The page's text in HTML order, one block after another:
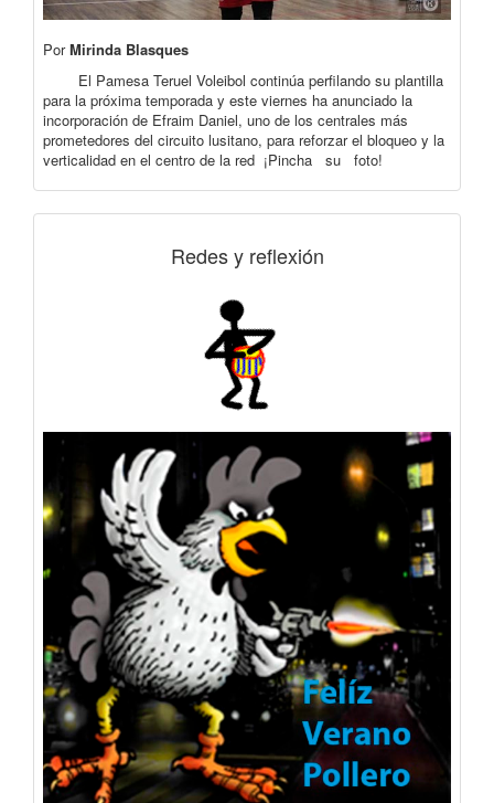
PorMirinda Blasques
El Pamesa Teruel Voleibol continúa perfilando su plantilla
para la próxima temporada y este viernes ha anunciado la
incorporación de Efraim Daniel, uno de los centrales más
prometedores del circuito lusitano, para reforzar el bloqueo y la
verticalidad en el centro de la red ¡Pincha su foto!
Redes y reflexión